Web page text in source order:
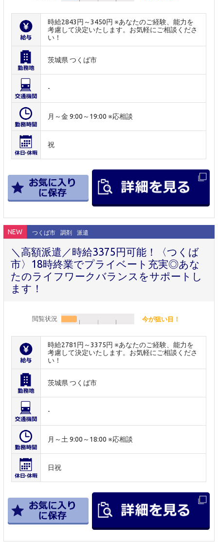
時給2843円～3450円 ※あなたのご経験、能力を
考慮して決定いたします。お気軽にご相談くださ
い！
茨城県 つくば市
-
月～金 9:00～19:00 ※応相談
祝
NEW つくば市 調剤 派遣
＼高額派遣／時給3375円可能！〈つくば
市〉18時終業でプライベート充実◎あな
たのライフワークバランスをサポートし
ます！
閲覧状況 今が狙い目！
時給2781円～3375円 ※あなたのご経験、能力を
考慮して決定いたします。お気軽にご相談くださ
い！
茨城県 つくば市
-
月～土 9:00～18:00 ※応相談
日祝